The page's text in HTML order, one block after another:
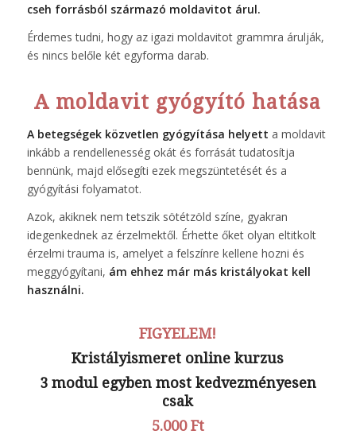
cseh forrásból származó moldavitot árul.
Érdemes tudni, hogy az igazi moldavitot grammra árulják,
és nincs belőle két egyforma darab.
A moldavit gyógyító hatása
A betegségek közvetlen gyógyítása helyett a moldavit
inkább a rendellenesség okát és forrását tudatosítja
bennünk, majd elősegíti ezek megszüntetését és a
gyógyítási folyamatot.
Azok, akiknek nem tetszik sötétzöld színe, gyakran
idegenkednek az érzelmektől. Érhette őket olyan eltitkolt
érzelmi trauma is, amelyet a felszínre kellene hozni és
meggyógyítani, ám ehhez már más kristályokat kell
használni.
FIGYELEM!
Kristályismeret online kurzus
3 modul egyben most kedvezményesen
csak
5.000 Ft